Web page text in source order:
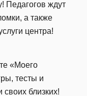
Педагогов ждут
а также
центра!
«Моего
тесты и
своих близких!